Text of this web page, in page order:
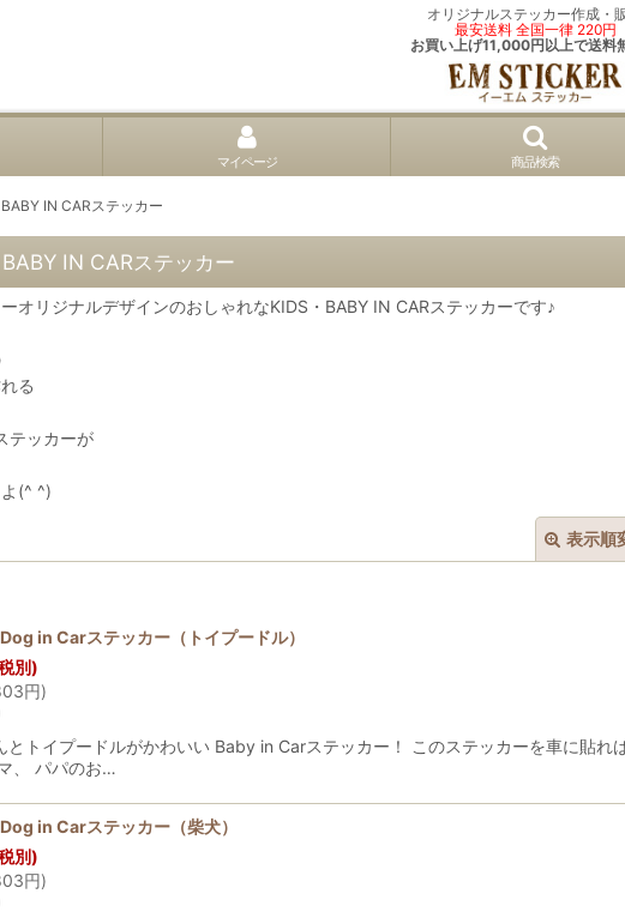
オリジナルステッカー作成・
最安送料 全国一律 220円
お買い上げ11,000円以上で送料
マイページ 商品検索
IN CARステッカー
IN CARステッカー
オリジナルデザインのおしゃれなKIDS・BABY IN CARステッカーです♪
る
テッカーが
(^ ^)
表示順
絞り込む
in Carステッカー（トイプードル）
別)
円)
とトイプードルがかわいい Baby in Carステッカー！ このステッカーを車に貼
、 パパのお…
in Carステッカー（柴犬）
別)
円)